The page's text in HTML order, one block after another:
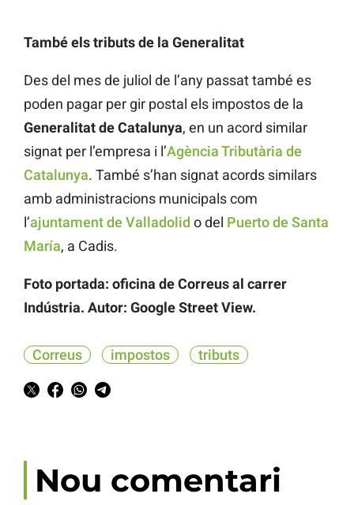
També els tributs de la Generalitat
Des del mes de juliol de l’any passat també es
poden pagar per gir postal els impostos de la
Generalitat de Catalunya, en un acord similar
signat per l’empresa i l’Agència Tributària de
Catalunya. També s’han signat acords similars
amb administracions municipals com
l’ajuntament de Valladolid o del Puerto de Santa
María, a Cadis.
Foto portada: oficina de Correus al carrer
Indústria. Autor: Google Street View.
Correus impostos tributs
Nou comentari